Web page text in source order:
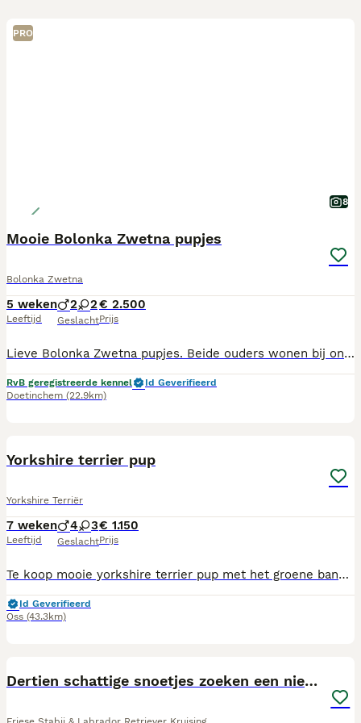
PRO
8
Mooie Bolonka Zwetna pupjes
Bolonka Zwetna
5 weken
Leeftijd
2 2
Geslacht
€ 2.500
Prijs
Lieve Bolonka Zwetna pupjes. Beide ouders wonen bij ons en zijn vrolijke aanhankelijke huishondjes. De pups zijn in de woonkamer geboren en groeien daar ook op. Met dit mooie weer kunnen ze af en toe ook naar buiten in de puppy tuin. De Bolonka Zwetna (Russkaya Tsvetnaya Bolonka) is een relatief jong rasje. De naam betekent letterlijk “gekleurde schoothond”. De ouders van onze pupjes zijn volledig op gezondheid getest. Dat wil zeggen op Patella luxatie (losse knietjes) en die zijn helemaal goed. Ook zijn de ogen getest op afwijkingen (ECVO) en dat is ook in orde. Verder is van ieder ouderdier een dna test afgenomen waaruit blijkt dat er geen genetische aandoeningen zijn en dat de inteelt zeer laag is. De pups worden volgens schema ontwormd, ze worden door de dierenarts klinisch nagekeken, ze worden ingeënt en gechipt. Ze worden verkocht met een koopovereenkomst met garantiebepalingen. Ze krijgen een Europees paspoort (entingebewijs) en een afstamming mee. Verder krijgen de pups een leuk puppy pakket mee met daarin ook het voer wat ze op dat moment eten. Indien u interesse heeft dan kunt u vrijblijvend kennis maken met ons en met de hondjes. Daarvoor kunt u een bericht sturen of een whatsapp en dan kunnen we een afspraak maken. U mag natuurlijk ook altijd bellen.
RvB geregistreerde kennel
Id Geverifieerd
Doetinchem (22.9km)
Yorkshire terrier pup
Yorkshire Terriër
7 weken
Leeftijd
4 3
Geslacht
€ 1.150
Prijs
Te koop mooie yorkshire terrier pup met het groene bandje laatste uit het nest zoekt nog een huisje Graag serieuze reacties Prijs is vast bij reserveren vragen wij 200 aanbetaling
Id Geverifieerd
Oss (43.3km)
Dertien schattige snoetjes zoeken een nieuw thuis